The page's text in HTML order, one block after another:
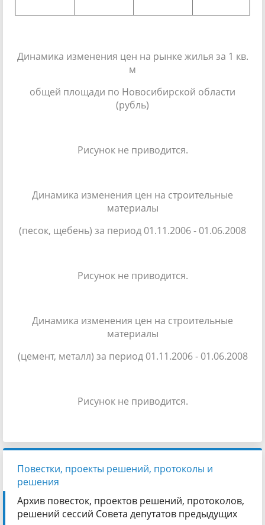
Динамика изменения цен на рынке жилья за 1 кв.
м
общей площади по Новосибирской области
(рубль)
Рисунок не приводится.
Динамика изменения цен на строительные
материалы
(песок, щебень) за период 01.11.2006 - 01.06.2008
Рисунок не приводится.
Динамика изменения цен на строительные
материалы
(цемент, металл) за период 01.11.2006 - 01.06.2008
Рисунок не приводится.
Повестки, проекты решений, протоколы и
решения
Архив повесток, проектов решений, протоколов,
решений сессий Совета депутатов предыдущих